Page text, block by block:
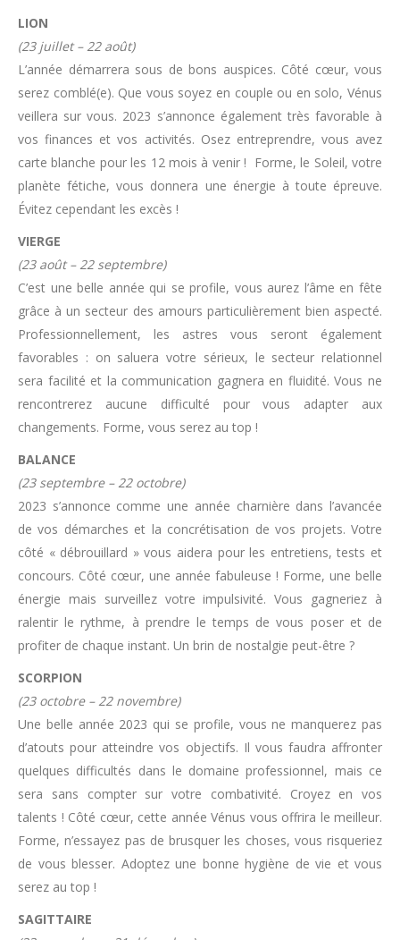
LION
(23 juillet – 22 août)
L’année démarrera sous de bons auspices. Côté cœur, vous
serez comblé(e). Que vous soyez en couple ou en solo, Vénus
veillera sur vous. 2023 s’annonce également très favorable à
vos finances et vos activités. Osez entreprendre, vous avez
carte blanche pour les 12 mois à venir ! Forme, le Soleil, votre
planète fétiche, vous donnera une énergie à toute épreuve.
Évitez cependant les excès !
VIERGE
(23 août – 22 septembre)
C’est une belle année qui se profile, vous aurez l’âme en fête
grâce à un secteur des amours particulièrement bien aspecté.
Professionnellement, les astres vous seront également
favorables : on saluera votre sérieux, le secteur relationnel
sera facilité et la communication gagnera en fluidité. Vous ne
rencontrerez aucune difficulté pour vous adapter aux
changements. Forme, vous serez au top !
BALANCE
(23 septembre – 22 octobre)
2023 s’annonce comme une année charnière dans l’avancée
de vos démarches et la concrétisation de vos projets. Votre
côté « débrouillard » vous aidera pour les entretiens, tests et
concours. Côté cœur, une année fabuleuse ! Forme, une belle
énergie mais surveillez votre impulsivité. Vous gagneriez à
ralentir le rythme, à prendre le temps de vous poser et de
profiter de chaque instant. Un brin de nostalgie peut-être ?
SCORPION
(23 octobre – 22 novembre)
Une belle année 2023 qui se profile, vous ne manquerez pas
d’atouts pour atteindre vos objectifs. Il vous faudra affronter
quelques difficultés dans le domaine professionnel, mais ce
sera sans compter sur votre combativité. Croyez en vos
talents ! Côté cœur, cette année Vénus vous offrira le meilleur.
Forme, n’essayez pas de brusquer les choses, vous risqueriez
de vous blesser. Adoptez une bonne hygiène de vie et vous
serez au top !
SAGITTAIRE